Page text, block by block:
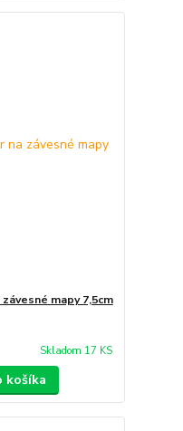
mapy 7,5cm
Skladom 17 KS
košíka